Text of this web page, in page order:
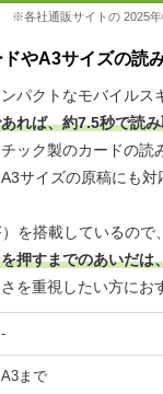
※各社通販サイトの 2025
やA3サイズの読
パクトなモバイルス
れば、約7.5秒で読
ック製のカードの読
サイズの原稿にも対
を搭載しているので
押すまでのあいだは
を重視したい方にお
-
A3まで